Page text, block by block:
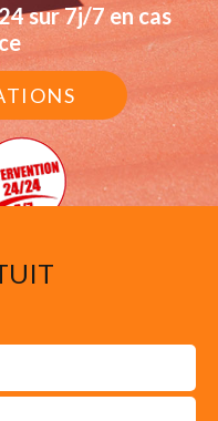
sur 7j/7 en cas